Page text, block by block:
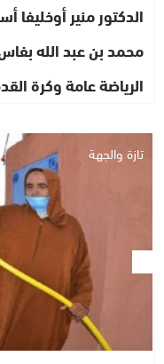
الدكتور منير
محمد بن عبد الله
الرياضة عامة وكرة
تازة والجهة